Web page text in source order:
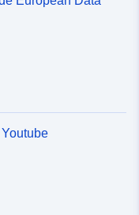
Youtube